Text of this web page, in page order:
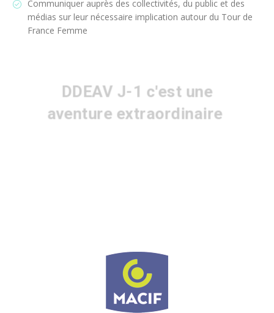
Communiquer auprès des collectivités, du public et des
médias sur leur nécessaire implication autour du Tour de
France Femme
DDEAV J-1 c'est une
aventure extrao|